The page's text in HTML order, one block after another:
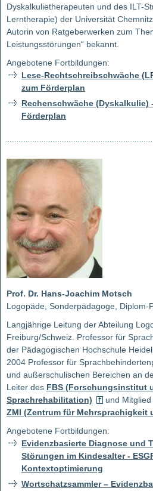
Dyskalkulietherapeuten und des ILT-
Lerntherapie) der Universität
Autorin von Ratgeberwerken zum
Leistungsstörungen“ bekannt.
Angebotene Fortbildungen:
Lese-Rechtschreibschwäche
zum Förderplan
Rechenschwäche (Dyskalkulie)
Förderplan
Prof. Dr. Hans-Joachim Motsch
Logopäde, Sonderpädagoge, Diplom-
Langjährige Leitung der Abteilung
Freiburg/Schweiz. Professor für
der Pädagogischen Hochschule
2004 Professor für
und außerschulischen Bereichen an
Leiter des FBS (Forschungsinstitut
Sprachrehabilitation)
und
ZMI (Zentrum für Mehrsprachigkeit
Angebotene Fortbildungen:
Evidenzbasierte Diagnose und
Störungen im Kindesalter -
Kontextoptimierung
Wortschatzsammler –